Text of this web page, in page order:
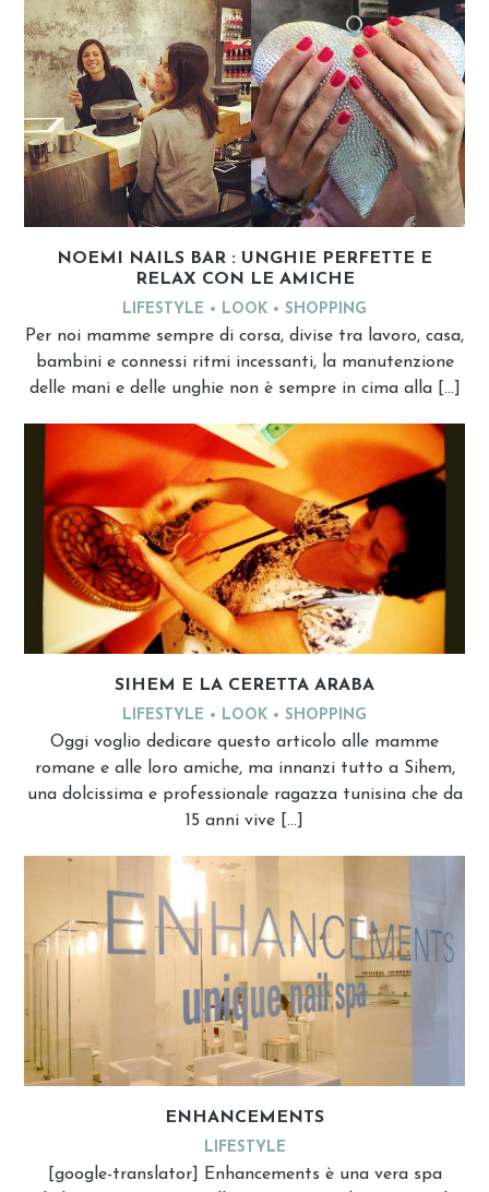
NOEMI NAILS BAR : UNGHIE PERFETTE E
RELAX CON LE AMICHE
LIFESTYLE LOOK SHOPPING
Per noi mamme sempre di corsa, divise tra lavoro, casa,
bambini e connessi ritmi incessanti, la manutenzione
delle mani e delle unghie non è sempre in cima alla […]
SIHEM E LA CERETTA ARABA
LIFESTYLE LOOK SHOPPING
Oggi voglio dedicare questo articolo alle mamme
romane e alle loro amiche, ma innanzi tutto a Sihem,
una dolcissima e professionale ragazza tunisina che da
15 anni vive […]
ENHANCEMENTS
LIFESTYLE
[google-translator] Enhancements è una vera spa